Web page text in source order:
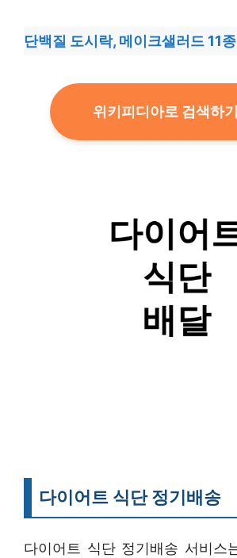
단백질 도시락, 메이크샐러드 11
위키피디아로 검색하기
다이어트 식단 정기배송
다이어트 식단 정기배송 서비스